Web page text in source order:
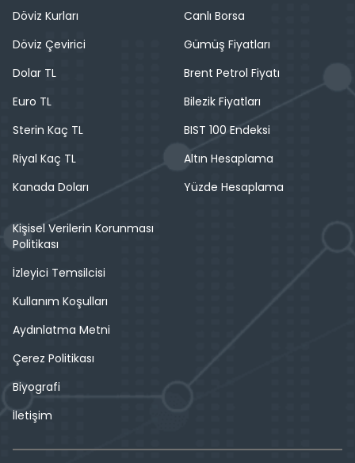
Döviz Kurları
Döviz Çevirici
Dolar TL
Euro TL
Sterin Kaç TL
Riyal Kaç TL
Kanada Doları
Canlı Borsa
Gümüş Fiyatları
Brent Petrol Fiyatı
Bilezik Fiyatları
BIST 100 Endeksi
Altın Hesaplama
Yüzde Hesaplama
Kişisel Verilerin Korunması
Politikası
İzleyici Temsilcisi
Kullanım Koşulları
Aydınlatma Metni
Çerez Politikası
Biyografi
İletişim